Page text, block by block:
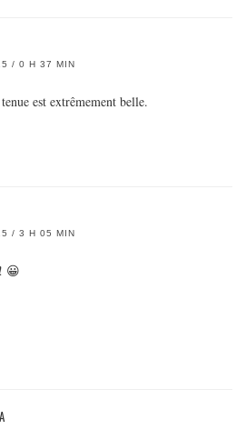
/ 0 H 37 MIN
est extrêmement belle.
/ 3 H 05 MIN
😀